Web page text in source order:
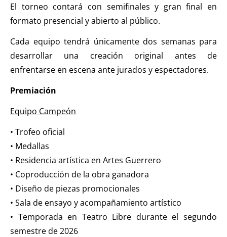
El torneo contará con semifinales y gran final en
formato presencial y abierto al público.
Cada equipo tendrá únicamente dos semanas para
desarrollar una creación original antes de
enfrentarse en escena ante jurados y espectadores.
Premiación
Equipo Campeón
• Trofeo oficial
• Medallas
• Residencia artística en Artes Guerrero
• Coproducción de la obra ganadora
• Diseño de piezas promocionales
• Sala de ensayo y acompañamiento artístico
• Temporada en Teatro Libre durante el segundo
semestre de 2026